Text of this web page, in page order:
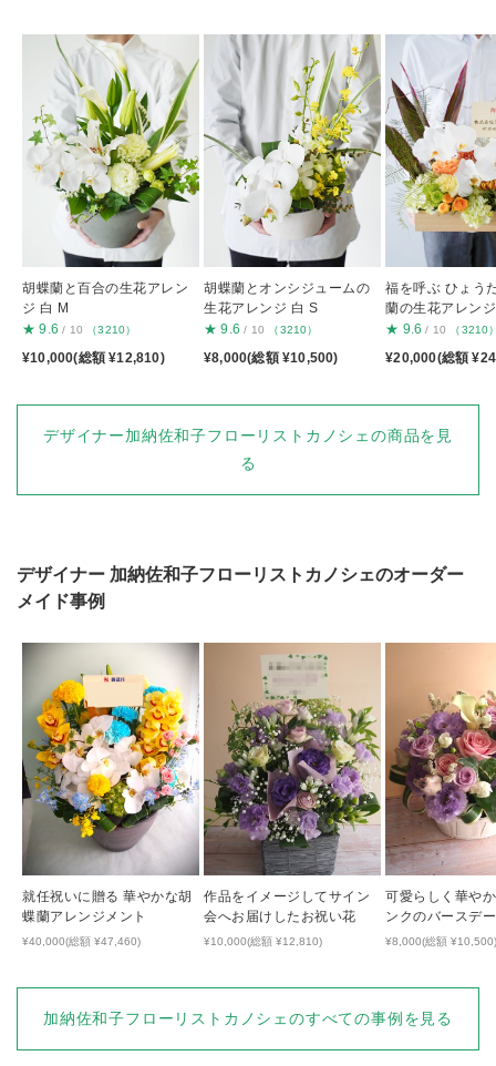
胡蝶蘭と百合の生花アレン
ジ 白 M
★ 9.6 / 10 （3210）
¥10,000(総額 ¥12,810)
胡蝶蘭とオンシジュームの
生花アレンジ 白 S
★ 9.6 / 10 （3210）
¥8,000(総額 ¥10,500)
福を呼ぶ ひょう
蘭の生花アレン
★ 9.6 / 10 （3210
¥20,000(総額
デザイナー加納佐和子フローリストカノシェの商品を見
る
デザイナー 加納佐和子フローリストカノシェのオーダー
メイド事例
就任祝いに贈る 華やかな胡
蝶蘭アレンジメント
¥40,000(総額 ¥47,460)
作品をイメージしてサイン
会へお届けしたお祝い花
¥10,000(総額 ¥12,810)
可愛らしく華や
ンクのバースデ
¥8,000(総額
加納佐和子フローリストカノシェのすべての事例を見る